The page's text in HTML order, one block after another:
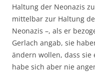
Haltung der Neonazis
mittelbar zur Haltung
Neonazis –, als er
Gerlach angab, sie
ändern wollen, dass
habe sich aber nie